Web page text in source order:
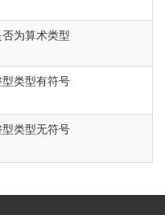
为算术类型
类型有符号
类型无符号